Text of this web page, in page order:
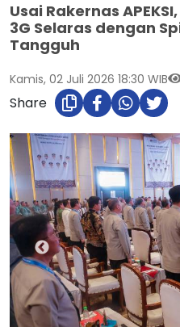
Usai Rakernas
3G Selaras dengan
Tangguh
Kamis, 02 Juli 2026 18:30 WIB
Share